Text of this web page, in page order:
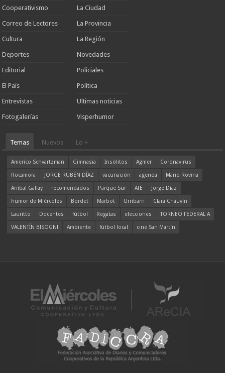
Cooperativismo
Correo de Lectores
Cultura
Deportes
Editorial
El País
Entrevistas
Fotogalerías
La Ciudad
La Provincia
La Región
Novedades
Policiales
Política
Ultimas noticias
Visperhumor
Temas Nuevos Lo +
Americo Schvartzman Gimnasia Insólitos Agmer
Coronavirus
Rocamora
JORGE RUBÉN DÍAZ vacunación agenda
Mario Rovina
Aníbal Gallay
recomendados Parque Sur ATE
Jorge Díaz
humor de Miércoles
Bordet Marbot Urribarri
Clara Chauvín
Lauritto
Docentes fútbol Regatas elecciones
TORNEO FEDERAL A
VALENTÍN BISOGNI
Ambiente fútbol local cine San Martín